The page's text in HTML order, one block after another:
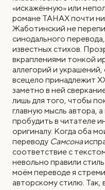
«искажённую» или
романе ТАНАХ почти
Жаботинский не
синодального
известных стихов.
вкраплениями тонкой
аллегорий и
всецело принадлежит
заметно в ней
лишь для того, чтобы
главную мысль автора,
пробудить в читателе
оригиналу. Когда оба
переводу Самсона
соответствие с
невольно правили
моём переводе я
авторскому стилю. Так,